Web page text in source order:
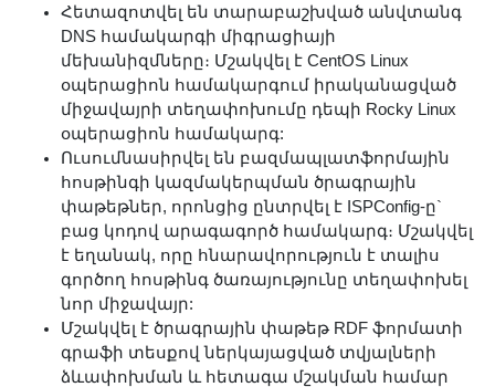
Հետազոտվել են տարաբաշխված անվտանգ
DNS համակարգի միգրացիայի
մեխանիզմները։ Մշակվել է CentOS Linux
օպերացիոն համակարգում իրականացված
միջավայրի տեղափոխումը դեպի Rocky Linux
օպերացիոն համակարգ:
Ուսումնասիրվել են բազմապլատֆորմային
հոսթինգի կազմակերպման ծրագրային
փաթեթներ, որոնցից ընտրվել է ISPConfig-ը`
բաց կոդով արագագործ համակարգ։ Մշակվել
է եղանակ, որը հնարավորություն է տալիս
գործող հոսթինգ ծառայությունը տեղափոխել
նոր միջավայր:
Մշակվել է ծրագրային փաթեթ RDF ֆորմատի
գրաֆի տեսքով ներկայացված տվյալների
ձևափոխման և հետագա մշակման համար